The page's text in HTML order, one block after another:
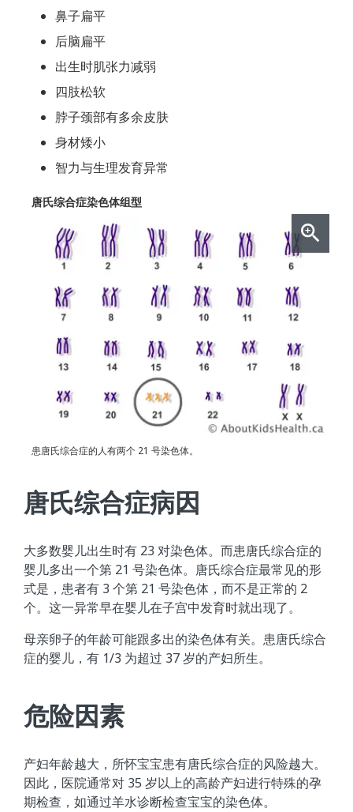
鼻子扁平
后脑扁平
出生时肌张力减弱
四肢松软
脖子颈部有多余皮肤
身材矮小
智力与生理发育异常
唐氏综合症染色体组型
患唐氏综合症的人有两个 21 号染色体。
唐氏综合症病因
大多数婴儿出生时有 23 对染色体。而患唐氏综合症的
婴儿多出一个第 21 号染色体。唐氏综合症最常见的形
式是，患者有 3 个第 21 号染色体，而不是正常的 2
个。这一异常早在婴儿在子宫中发育时就出现了。
母亲卵子的年龄可能跟多出的染色体有关。患唐氏综合
症的婴儿，有 1/3 为超过 37 岁的产妇所生。
危险因素
产妇年龄越大，所怀宝宝患有唐氏综合症的风险越大。
因此，医院通常对 35 岁以上的高龄产妇进行特殊的孕
期检查，如通过羊水诊断检查宝宝的染色体。